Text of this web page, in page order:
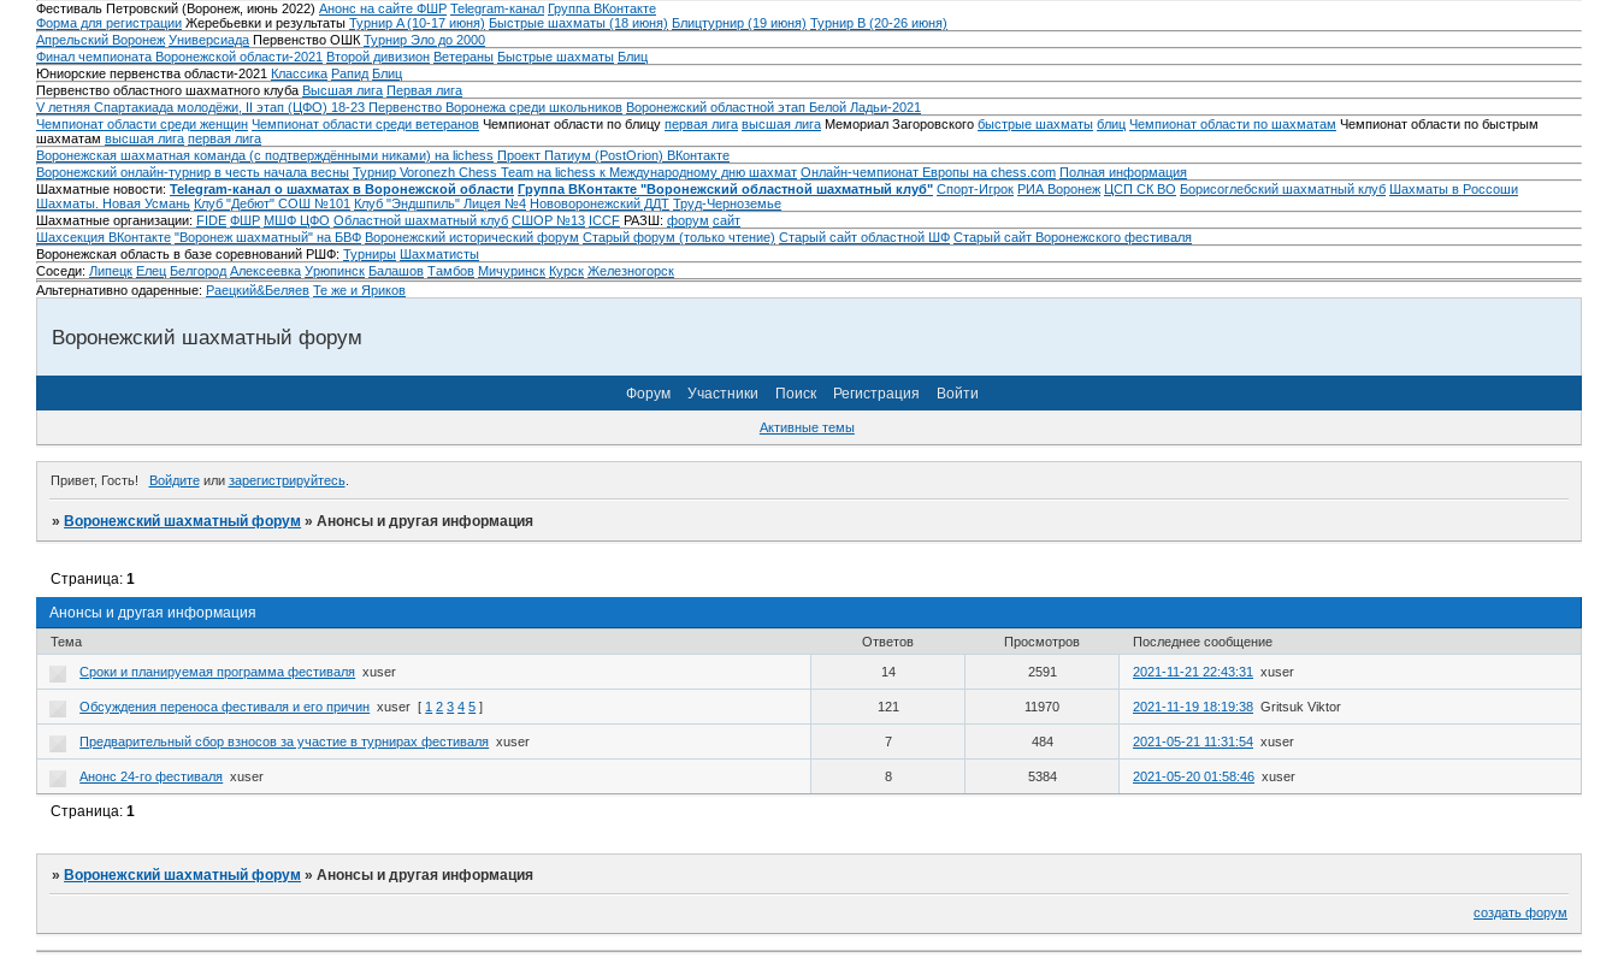
Фестиваль Петровский (Воронеж, июнь 2022) Анонс на сайте ФШР Telegram-канал Группа ВКонтакте
Форма для регистрации Жеребьевки и результаты Турнир A (10-17 июня) Быстрые шахматы (18 июня) Блицтурнир (19 июня) Турнир B (20-26 июня)
Апрельский Воронеж Универсиада Первенство ОШК Турнир Эло до 2000
Финал чемпионата Воронежской области-2021 Второй дивизион Ветераны Быстрые шахматы Блиц
Юниорские первенства области-2021 Классика Рапид Блиц
Первенство областного шахматного клуба Высшая лига Первая лига
V летняя Спартакиада молодёжи, II этап (ЦФО) 18-23 Первенство Воронежа среди школьников Воронежский областной этап Белой Ладьи-2021
Чемпионат области среди женщин Чемпионат области среди ветеранов Чемпионат области по блицу первая лига высшая лига Мемориал Загоровского быстрые шахматы блиц Чемпионат области по шахматам Чемпионат области по быстрым
шахматам высшая лига первая лига
Воронежская шахматная команда (с подтверждёнными никами) на lichess Проект Патиум (PostOrion) ВКонтакте
Воронежский онлайн-турнир в честь начала весны Турнир Voronezh Chess Team на lichess к Международному дню шахмат Онлайн-чемпионат Европы на chess.com Полная информация
Шахматные новости: Telegram-канал о шахматах в Воронежской области Группа ВКонтакте "Воронежский областной шахматный клуб" Спорт-Игрок РИА Воронеж ЦСП СК ВО Борисоглебский шахматный клуб Шахматы в Россоши
Шахматы. Новая Усмань Клуб "Дебют" СОШ №101 Клуб "Эндшпиль" Лицея №4 Нововоронежский ДДТ Труд-Черноземье
Шахматные организации: FIDE ФШР МШФ ЦФО Областной шахматный клуб СШОР №13 ICCF РАЗШ: форум сайт
Шахсекция ВКонтакте "Воронеж шахматный" на БВФ Воронежский исторический форум Cтарый форум (только чтение) Старый сайт областной ШФ Старый сайт Воронежского фестиваля
Воронежская область в базе соревнований РШФ: Турниры Шахматисты
Соседи: Липецк Елец Белгород Алексеевка Урюпинск Балашов Тамбов Мичуринск Курск Железногорск
Альтернативно одаренные: Раецкий&Беляев Те же и Яриков
Воронежский шахматный форум
Форум Участники Поиск Регистрация Войти
Активные темы
Привет, Гость! Войдитеили зарегистрируйтесь.
»Воронежский шахматный форум »Анонсы и другая информация
Анонсы и другая информация
Страница:1
Тема Ответов Просмотров Последнее сообщение
Сроки и планируемая программа фестиваля xuser 14 2591 2021-11-21 22:43:31 xuser
Обсуждения переноса фестиваля и его причин xuser [ 1 2 3 4 5 ] 121 11970 2021-11-19 18:19:38 Gritsuk Viktor
Предварительный сбор взносов за участие в турнирах фестиваля xuser 7 484 2021-05-21 11:31:54 xuser
Анонс 24-го фестиваля xuser 8 5384 2021-05-20 01:58:46 xuser
Страница:1
»Воронежский шахматный форум »Анонсы и другая информация
создать форум